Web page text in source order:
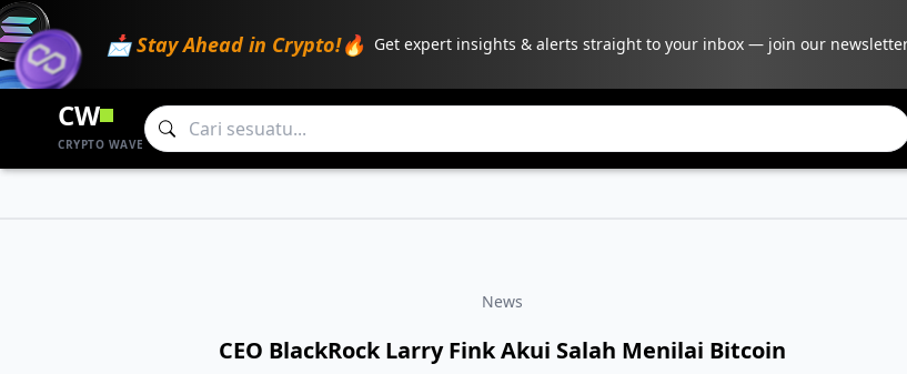
📩 Stay Ahead in Crypto!🔥 Get expert insights & alerts straight to your inbox — join our
CW
CRYPTO WAVE
News
CEO BlackRock Larry Fink Akui Salah Menilai Bitcoin